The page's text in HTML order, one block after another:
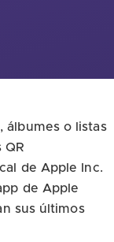
álbumes o listas
QR
de Apple Inc.
de Apple
sus últimos